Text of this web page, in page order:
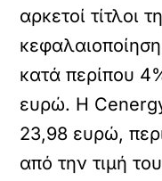
αρκετοί τίτλοι
κατά περίπου
ευρώ. Η
23,98 ευρώ,
από την τιμή